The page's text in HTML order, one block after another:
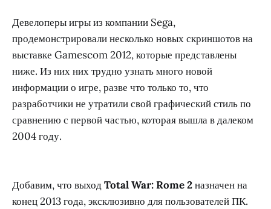
Девелоперы игры из компании Sega,
продемонстрировали несколько новых скриншотов на
выставке Gamescom 2012, которые представлены
ниже. Из них них трудно узнать много новой
информации о игре, разве что только то, что
разработчики не утратили свой графический стиль по
сравнению с первой частью, которая вышла в далеком
2004 году.
Добавим, что выходTotal War: Rome 2назначен на
конец 2013 года, эксклюзивно для пользователей ПК.